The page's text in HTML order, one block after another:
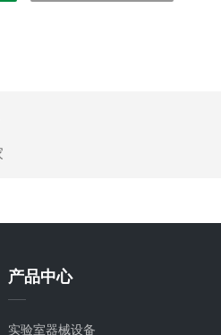
产品中心
实验室器械设备